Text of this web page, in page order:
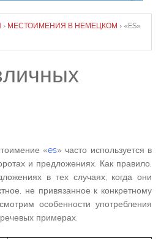
› МЕСТОИМЕНИЯ В НЕМЕЦКОМ › «ES»
«es» часто используется в
и предложениях. Как правило,
в тех случаях, когда они
не привязанное к конкретному
особенности употребления
примерах.